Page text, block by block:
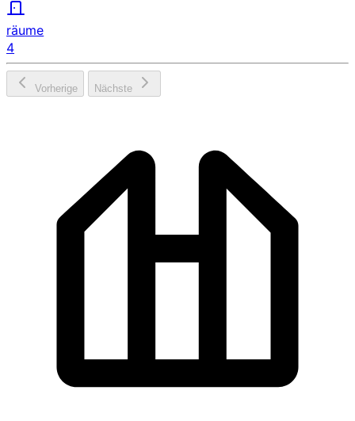
räume
4
Vorherige Nächste